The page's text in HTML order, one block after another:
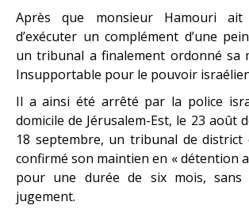
Après que monsieur Hamouri
d’exécuter un complément d’une
un tribunal a finalement ordonné sa
Insupportable pour le pouvoir
Il a ainsi été arrêté par la police
domicile de Jérusalem-Est, le 23 août
18 septembre, un tribunal de district
confirmé son maintien en « détention
pour une durée de six mois, sans
jugement.